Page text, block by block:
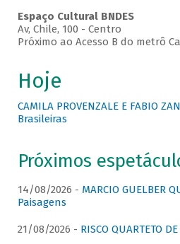
Espaço Cultural BNDES
Av, Chile, 100 - Centro
Próximo ao Acesso B do metrô
Hoje
CAMILA PROVENZALE E FABIO
Brasileiras
Próximos
14/08/2026 - MARCIO GUELBER
Paisagens
21/08/2026 - RISCO QUARTETO